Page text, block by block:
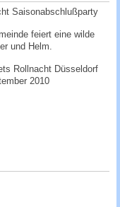
Saisonabschlußparty
feiert eine wilde
und Helm.
Rollnacht Düsseldorf
2010